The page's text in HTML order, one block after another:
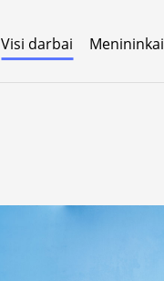
Visi darbai Menininkai